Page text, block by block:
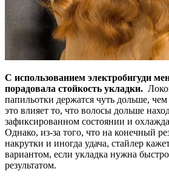
С использованием электробигуди
порадовала стойкость укладки.
папильотки держатся чуть дольше,
это влияет то, что волосы дольше
зафиксированном состоянии и
Однако, из-за того, что на конечный
накрутки и иногда удача, стайлер
вариантом, если укладка нужна
результатом.